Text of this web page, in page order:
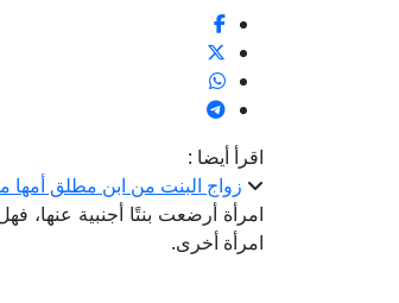
اقرأ أيضا :
زواج البنت من ابن مطلق أمها
امرأة أرضعت بنتًا أجنبية عنها،
امرأة أخرى.